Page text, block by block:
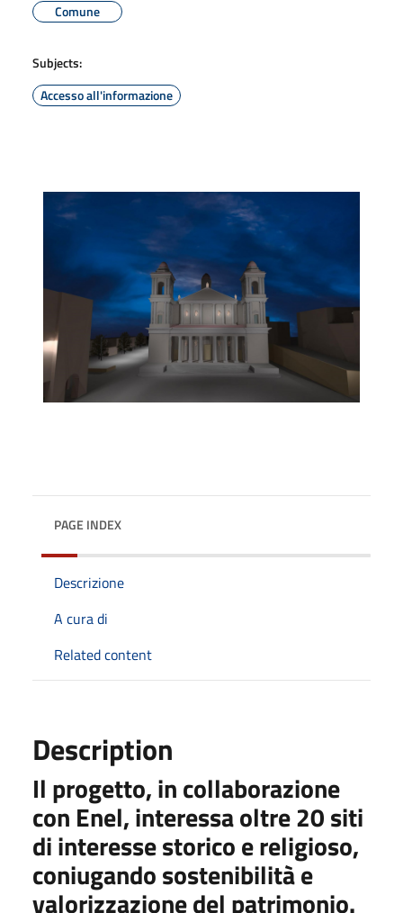
Comune
Subjects:
Accesso all'informazione
PAGE INDEX
Descrizione
A cura di
Related content
Description
Il progetto, in collaborazione
con Enel, interessa oltre 20 siti
di interesse storico e religioso,
coniugando sostenibilità e
valorizzazione del patrimonio.